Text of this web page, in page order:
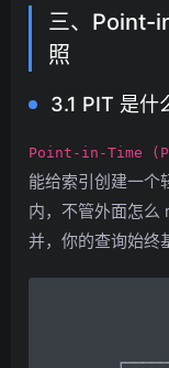
三、Point-
照
3.1 PIT 是什
Point-in-Time
能给索引创建一
内，不管外面怎
并，你的查询始终